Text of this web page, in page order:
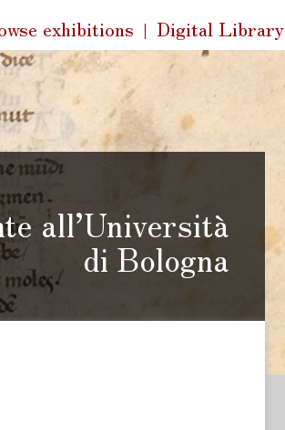
exhibitions Digital Library
all’Università
di Bologna